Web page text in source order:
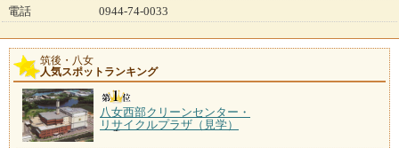
電話
0944-74-0033
筑後・八女
人気スポットランキング
八女西部クリーンセンター・
リサイクルプラザ（見学）